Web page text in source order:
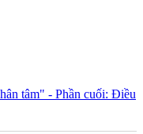
tâm" - Phần cuối: Điều